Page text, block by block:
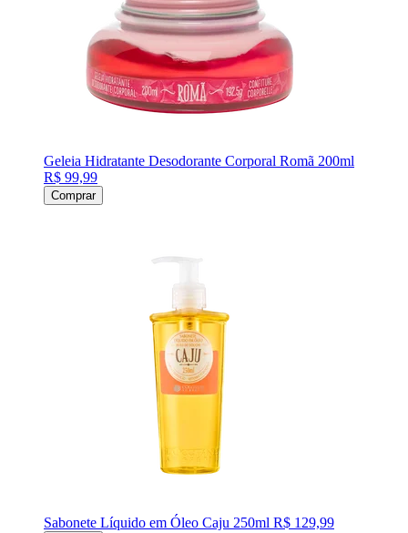
Geleia Hidratante Desodorante Corporal Romã 200ml
R$ 99,99
Comprar
Sabonete Líquido em Óleo Caju 250ml R$ 129,99